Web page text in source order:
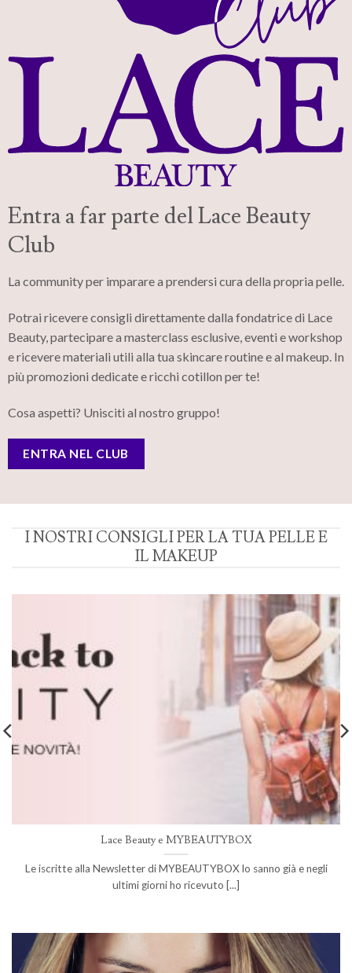
Entra a far parte del Lace Beauty
Club
La community per imparare a prendersi cura della propria pelle.
Potrai ricevere consigli direttamente dalla fondatrice di Lace
Beauty, partecipare a masterclass esclusive, eventi e workshop
e ricevere materiali utili alla tua skincare routine e al makeup. In
più promozioni dedicate e ricchi cotillon per te!
Cosa aspetti? Unisciti al nostro gruppo!
ENTRA NEL CLUB
I NOSTRI CONSIGLI PER LA TUA PELLE E
IL MAKEUP
Lace Beauty e MYBEAUTYBOX
Le iscritte alla Newsletter di MYBEAUTYBOX lo sanno già e negli
ultimi giorni ho ricevuto [...]